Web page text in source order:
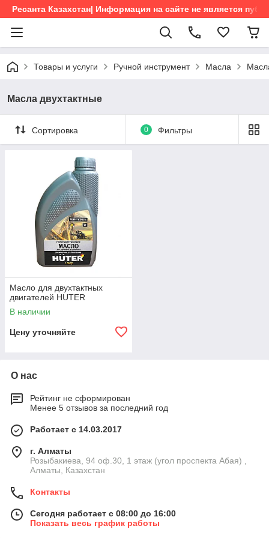
Ресанта Казахстан| Информация на сайте не является
Товары и услуги Ручной инструмент Масла
Масла двухтактные
Сортировка 0 Фильтры
Масло для двухтактных
двигателей HUTER
В наличии
Цену уточняйте
О нас
Рейтинг не сформирован
Менее 5 отзывов за последний год
Работает с 14.03.2017
г. Алматы
Розыбакиева, 94 оф.30, 1 этаж (угол проспекта Абая) ,
Алматы, Казахстан
Контакты
Сегодня работает с 08:00 до 16:00
Показать весь график работы